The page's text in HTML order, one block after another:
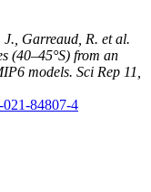
Garreaud, R. et al.
(40–45°S) from an
models. Sci Rep 11,
021-84807-4